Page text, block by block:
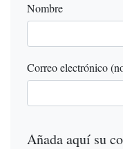
Nombre
Correo electrónico
Añada aquí su